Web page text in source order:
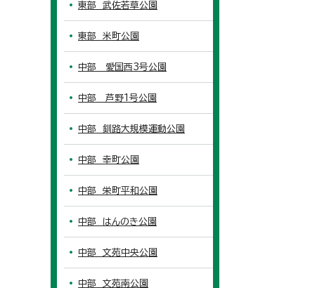
東部 武佐若草公園
東部 米町公園
中部 愛国西3号公園
中部 芦野1号公園
中部 釧路大規模運動公園
中部 幸町公園
中部 栄町平和公園
中部 はんのき公園
中部 文苑中央公園
中部 文苑南公園